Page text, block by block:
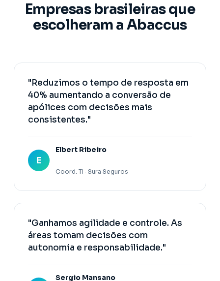
Empresas brasileiras que
escolheram a Abaccus
"Reduzimos o tempo de resposta em
40% aumentando a conversão de
apólices com decisões mais
consistentes."
E
Elbert Ribeiro
Coord. TI · Sura Seguros
"Ganhamos agilidade e controle. As
áreas tomam decisões com
autonomia e responsabilidade."
Sergio Mansano